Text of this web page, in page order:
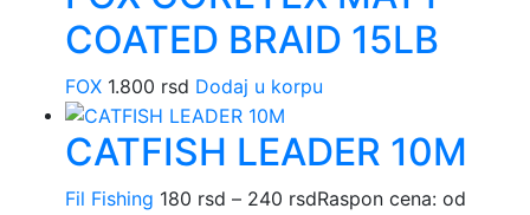
COATED BRAID 15LB
FOX 1.800 rsd Dodaj u korpu
CATFISH LEADER 10M
Fil Fishing 180 rsd – 240 rsdRaspon cena: od